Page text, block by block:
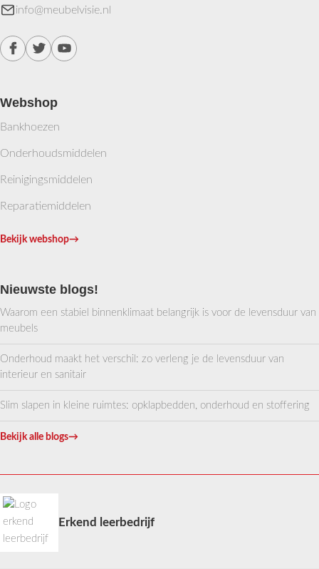
info@meubelvisie.nl
Webshop
Bankhoezen
Onderhoudsmiddelen
Reinigingsmiddelen
Reparatiemiddelen
Bekijk webshop→
Nieuwste blogs!
Waarom een stabiel binnenklimaat belangrijk is voor de levensduur van
meubels
Onderhoud maakt het verschil: zo verleng je de levensduur van
interieur en sanitair
Slim slapen in kleine ruimtes: opklapbedden, onderhoud en stoffering
Bekijk alle blogs→
Erkend leerbedrijf